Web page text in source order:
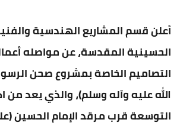
أعلن قسم المشاريع الهندسية
الحسينية المقدسة، عن مواصله
التصاميم الخاصة بمشروع صحن
الله عليه وآله وسلم)، والذي يعد من
التوسعة قرب مرقد الإمام الحسين